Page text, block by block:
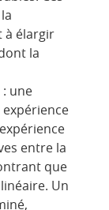
à élargir
la
une
entre la
que
Un